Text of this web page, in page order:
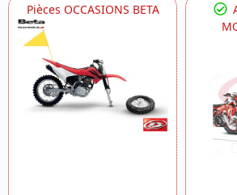
Pièces OCCASIONS BETA